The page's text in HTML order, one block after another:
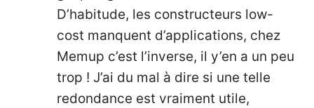
D’habitude, les constructeurs low-
cost manquent d’applications, chez
Memup c’est l’inverse, il y’en a un peu
trop ! J’ai du mal à dire si une telle
redondance est vraiment utile,